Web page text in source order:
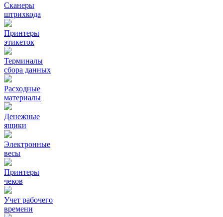
Сканеры
штрихкода
Принтеры
этикеток
Терминалы
сбора данных
Расходные
материалы
Денежные
ящики
Электронные
весы
Принтеры
чеков
Учет рабочего
времени